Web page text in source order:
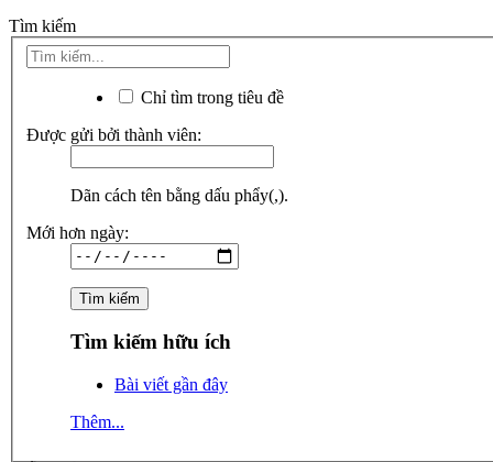
Tìm kiếm
Chỉ tìm trong tiêu đề
Được gửi bởi thành viên:
Dãn cách tên bằng dấu phẩy(,).
Mới hơn ngày:
Tìm kiếm hữu ích
Bài viết gần đây
Thêm...